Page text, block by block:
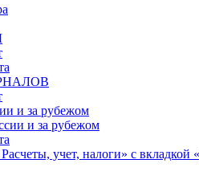
и за рубежом
и за рубежом
Расчеты, учет, налоги» с